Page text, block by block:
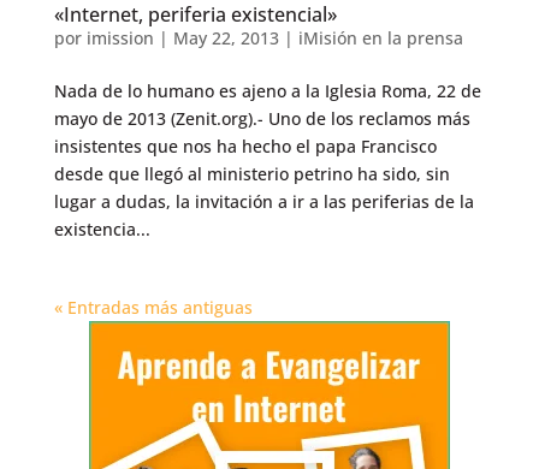
«Internet, periferia existencial»
por imission | May 22, 2013| iMisión en la prensa
Nada de lo humano es ajeno a la Iglesia Roma, 22 de
mayo de 2013 (Zenit.org).- Uno de los reclamos más
insistentes que nos ha hecho el papa Francisco
desde que llegó al ministerio petrino ha sido, sin
lugar a dudas, la invitación a ir a las periferias de la
existencia...
« Entradas más antiguas